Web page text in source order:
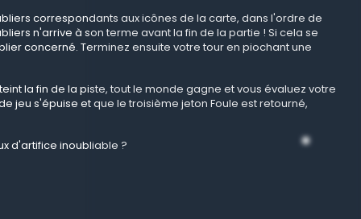
correspondants aux icônes de la carte, dans l'ordre de
n'arrive à son terme avant la fin de la partie ! Si cela se
concerné. Terminez ensuite votre tour en piochant une
la fin de la piste, tout le monde gagne et vous évaluez votre
jeu s'épuise et que le troisième jeton Foule est retourné,
d'artifice inoubliable ?